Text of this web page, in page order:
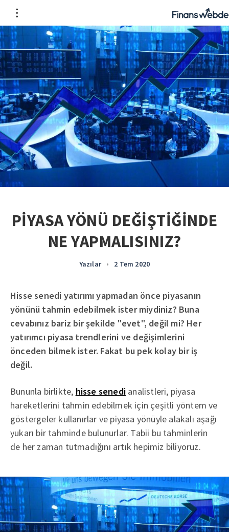
PİYASA YÖNÜ DEĞİŞTİĞİNDE
NE YAPMALISINIZ?
Yazılar • 2 Tem 2020
Hisse senedi yatırımı yapmadan önce piyasanın
yönünü tahmin edebilmek ister miydiniz? Buna
cevabınız bariz bir şekilde "evet", değil mi? Her
yatırımcı piyasa trendlerini ve değişimlerini
önceden bilmek ister. Fakat bu pek kolay bir iş
değil.
Bununla birlikte, hisse senedi analistleri, piyasa
hareketlerini tahmin edebilmek için çeşitli yöntem ve
göstergeler kullanırlar ve piyasa yönüyle alakalı aşağı
yukarı bir tahminde bulunurlar. Tabii bu tahminlerin
de her zaman tutmadığını artık hepimiz biliyoruz.